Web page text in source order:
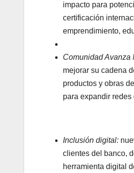
impacto para
certificación
emprendimiento,
Comunidad Avanza
mejorar su cadena
productos y obras
para expandir
Inclusión digital:
clientes del banco,
herramienta digital